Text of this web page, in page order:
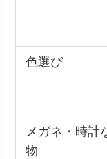
色選び
メガネ・時計
物